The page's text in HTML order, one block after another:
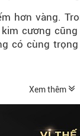
hơn vàng.
cương
có cùng trọng
Xem thêm